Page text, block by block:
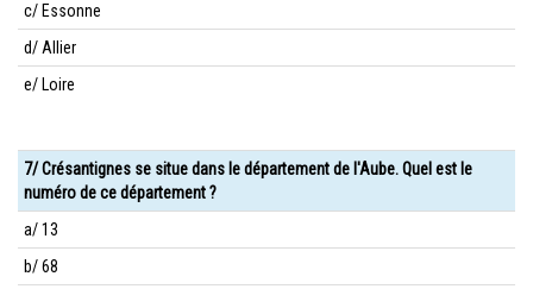
c/ Essonne
d/ Allier
e/ Loire
7/ Crésantignes se situe dans le département de l'Aube. Quel est le
numéro de ce département ?
a/ 13
b/ 68